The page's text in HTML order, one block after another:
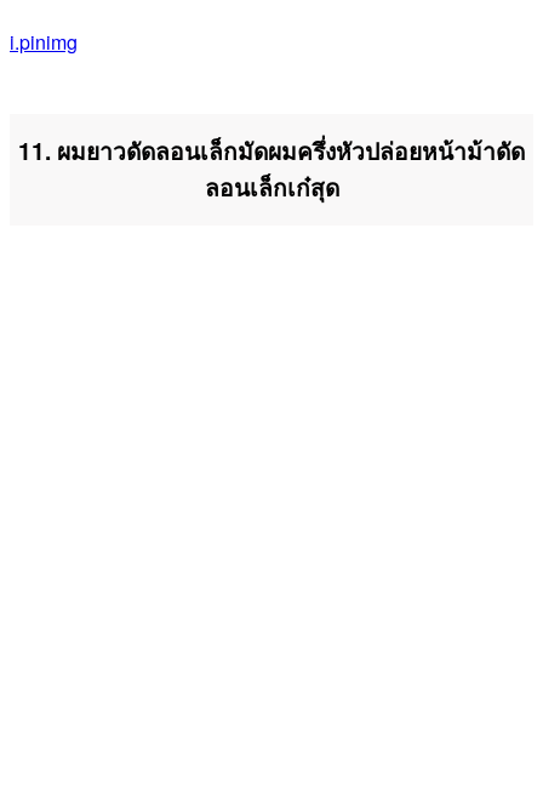
i.pinimg
11. ผมยาวดัดลอนเล็กมัดผมครึ่งหัวปล่อยหน้าม้าดัด
ลอนเล็กเก๋สุด